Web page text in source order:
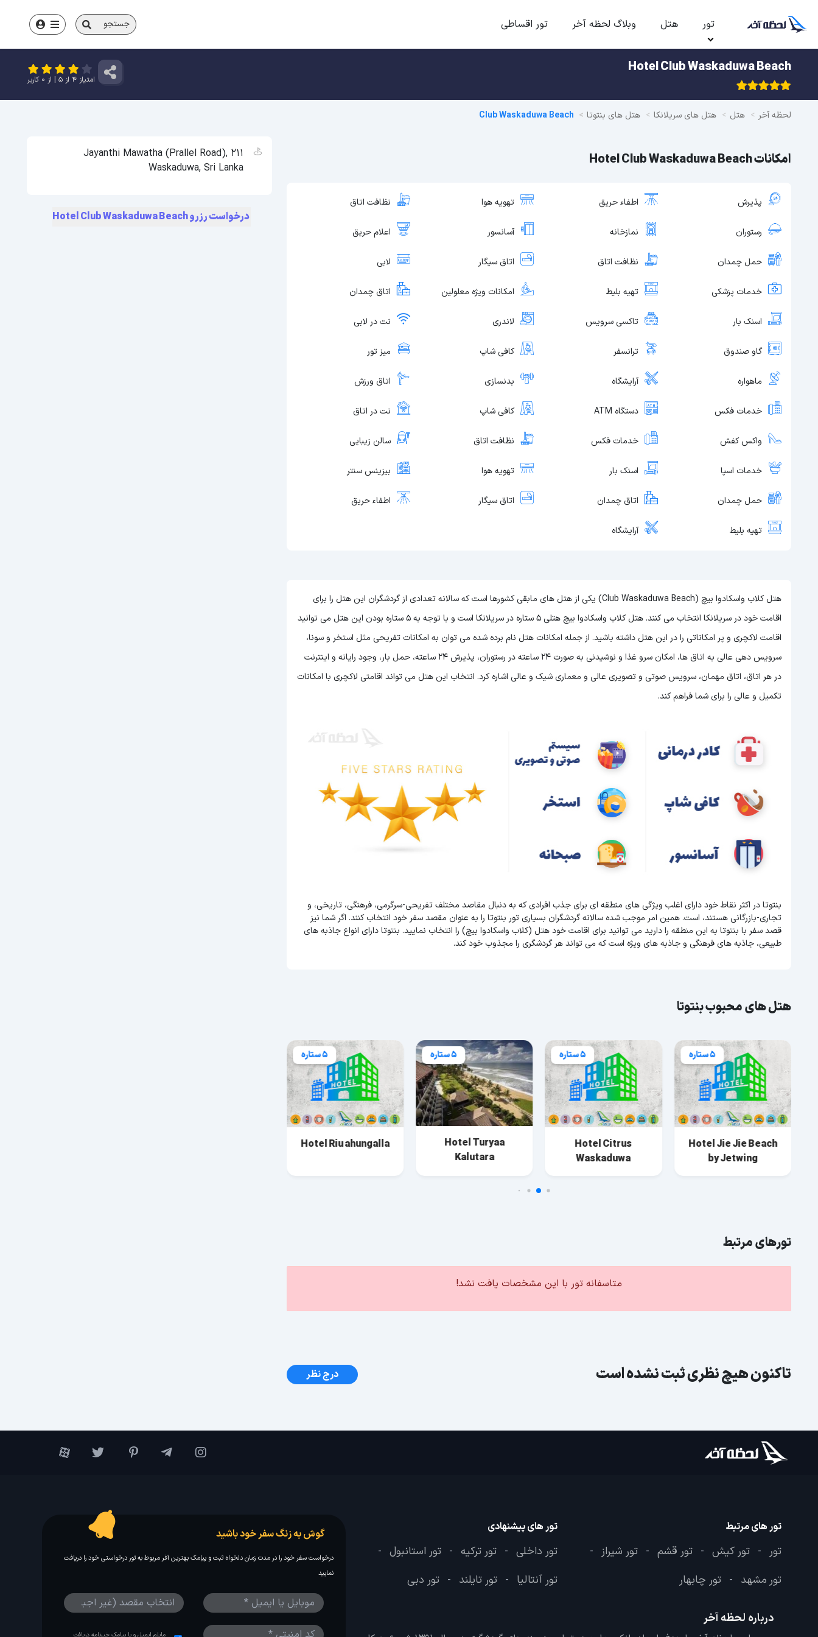
تور هتل وبلاگ لحظه آخر تور اقساطی جستجو
Hotel Club Waskaduwa Beach
امتیاز 4 از 5 | از 0 کاربر
لحظه آخر هتل هتل های سریلانکا هتل های بنتوتا Club Waskaduwa Beach
امکانات Hotel Club Waskaduwa Beach
پذیرش اطفاء حریق تهویه هوا نظافت اتاق
رستوران نمازخانه آسانسور اعلام حریق
حمل چمدان نظافت اتاق اتاق سیگار لابی
خدمات پزشکی تهیه بلیط امکانات ویژه معلولین اتاق چمدان
اسنک بار تاکسی سرویس لاندری نت در لابی
گاو صندوق ترانسفر کافی شاپ میز تور
ماهواره آرایشگاه بدنسازی اتاق ورزش
خدمات فکس دستگاه ATM کافی شاپ نت در اتاق
واکس کفش خدمات فکس نظافت اتاق سالن زیبایی
خدمات اسپا اسنک بار تهویه هوا بیزینس سنتر
حمل چمدان اتاق چمدان اتاق سیگار اطفاء حریق
تهیه بلیط آرایشگاه
هتل کلاب واسکادوا بیچ (Club Waskaduwa Beach) یکی از هتل های مابقی کشورها است که سالانه تعدادی از گردشگران این هتل را برای
اقامت خود در سریلانکا انتخاب می کنند. هتل کلاب واسکادوا بیچ هتلی 5 ستاره در سریلانکا است و با توجه به 5 ستاره بودن این هتل
می توانید
اقامت لاکچری و پر امکاناتی را در این هتل داشته باشید. از جمله امکانات هتل نام برده شده می توان به امکانات تفریحی مثل استخر و سونا،
سرویس دهی عالی به اتاق ها، امکان سرو غذا و نوشیدنی به صورت 24 ساعته در رستوران، پذیرش 24 ساعته، حمل بار، وجود رایانه و اینترنت
در هر اتاق، اتاق مهمان، سرویس صوتی و تصویری عالی و معماری شیک و عالی اشاره کرد. انتخاب این هتل می تواند اقامتی لاکچری با امکانات
تکمیل و عالی را برای شما فراهم کند.
بنتوتا در اکثر نقاط خود دارای اغلب ویژگی های منطقه ای برای جذب افرادی که به دنبال مقاصد مختلف تفریحی-سرگرمی، فرهنگی، تاریخی، و
تجاری-بازرگانی هستند، است. همین امر موجب شده سالانه گردشگران بسیاری تور بنتوتا را به عنوان مقصد سفر خود انتخاب کنند. اگر شما نیز
قصد سفر با بنتوتا به این منطقه را دارید می توانید برای اقامت خود هتل (کلاب واسکادوا بیچ) را انتخاب نمایید. بنتوتا دارای انواع جاذبه های
طبیعی، جاذبه های فرهنگی و جاذبه های ویژه است که می تواند هر گردشگری را مجذوب خود کند.
هتل های محبوب بنتوتا
5 ستاره
Hotel Jie Jie Beach
by Jetwing
5 ستاره
Hotel Citrus
Waskaduwa
5 ستاره
Hotel Turyaa
Kalutara
5 ستاره
Hotel Riu ahungalla
تورهای مرتبط
متاسفانه تور با این مشخصات یافت نشد!
تاکنون هیچ نظری ثبت نشده است درج نظر
211 Jayanthi Mawatha (Prallel Road),
Waskaduwa, Sri Lanka
درخواست رزرو Hotel Club Waskaduwa Beach
تور های مرتبط
تور - تور کیش - تور قشم - تور شیراز -
تور مشهد - تور چابهار
تور های پیشنهادی
تور داخلی - تور ترکیه - تور استانبول -
تور آنتالیا - تور تایلند - تور دبی
درباره لحظه آخر
گوش به زنگ سفر خود باشید
درخواست سفر خود را در مدت زمان دلخواه ثبت و پیامک بهترین آفر مربوط به تور درخواستی خود را دریافت
نمایید
مایلم ایمیل و یا پیامک خبرنامه دریافت